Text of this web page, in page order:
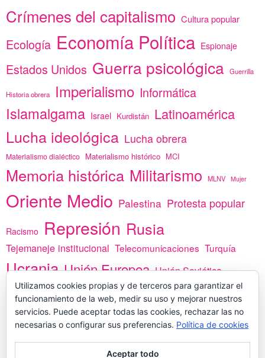
Crímenes del capitalismo Cultura popular
Ecología Economía Política Espionaje
Estados Unidos Guerra psicológica Guerrilla
Historia obrera Imperialismo Informática
Islamalgama Israel Kurdistán Latinoamérica
Lucha ideológica Lucha obrera
Materialismo dialéctico Materialismo histórico MCI
Memoria histórica Militarismo MLNV Mujer
Oriente Medio Palestina Protesta popular
Racismo Represión Rusia
Tejemaneje institucional Telecomunicaciones Turquía
Ucrania Unión Europea Unión Soviética
vacunas Yemen África
PREGÚNTANOS
Utilizamos cookies propias y de terceros para garantizar el
funcionamiento de la web, medir su uso y mejorar nuestros
servicios. Puede aceptar todas las cookies, rechazar las no
necesarias o configurar sus preferencias. Política de cookies
Aceptar todo